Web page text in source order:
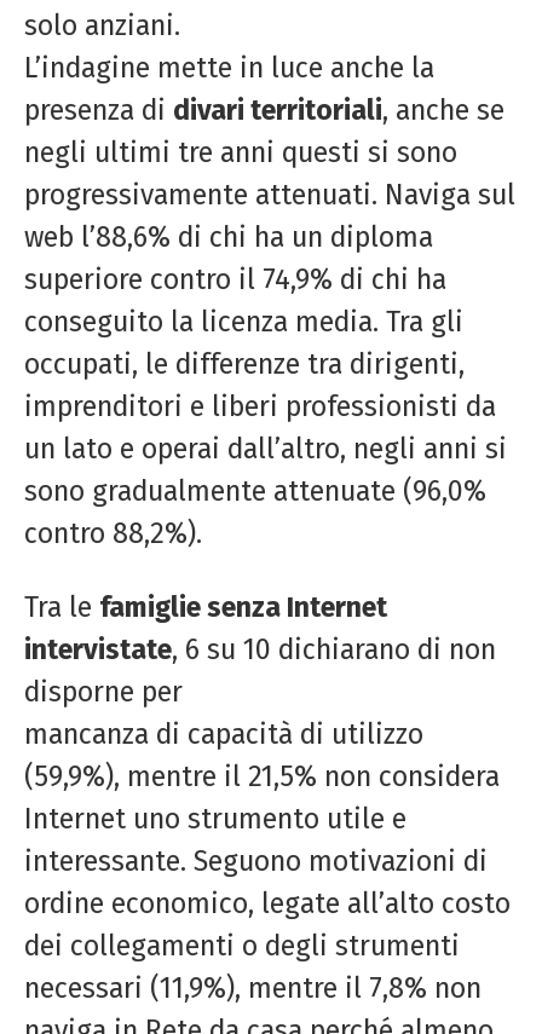
solo anziani.
L’indagine mette in luce anche la
presenza di divari territoriali, anche se
negli ultimi tre anni questi si sono
progressivamente attenuati. Naviga sul
web l’88,6% di chi ha un diploma
superiore contro il 74,9% di chi ha
conseguito la licenza media. Tra gli
occupati, le differenze tra dirigenti,
imprenditori e liberi professionisti da
un lato e operai dall’altro, negli anni si
sono gradualmente attenuate (96,0%
contro 88,2%).
Tra le famiglie senza Internet
intervistate, 6 su 10 dichiarano di non
disporne per
mancanza di capacità di utilizzo
(59,9%), mentre il 21,5% non considera
Internet uno strumento utile e
interessante. Seguono motivazioni di
ordine economico, legate all’alto costo
dei collegamenti o degli strumenti
necessari (11,9%), mentre il 7,8% non